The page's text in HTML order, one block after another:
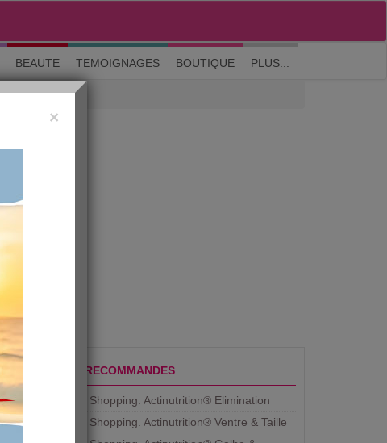
M'inscrire| Me connecter| ? Visite guidée
BEAUTE TEMOIGNAGES BOUTIQUE PLUS...
PRODUITS RECOMMANDES
Aujourdhui Shopping. Actinutrition® Elimination
Aujourdhui Shopping. Actinutrition® Ventre & Taille
×